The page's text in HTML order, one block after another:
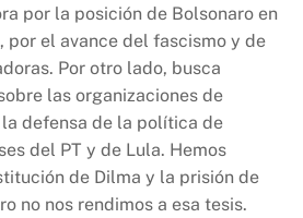
por la posición de Bolsonaro en
por el avance del fascismo y de
Por otro lado, busca
las organizaciones de
defensa de la política de
del PT y de Lula. Hemos
de Dilma y la prisión de
no nos rendimos a esa tesis.